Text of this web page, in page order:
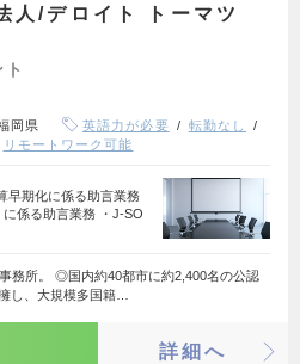
人/デロイト トーマツ
岡県 英語力が必要
転勤なし
リモートワーク可能
早期化に係る助言業務
に係る助言業務 ・J-SO
務所。 ◎国内約40都市に約2,400名の公認
し、大規模多国籍…
詳細へ